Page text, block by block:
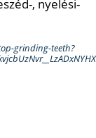
, nyelési-
grinding-teeth?